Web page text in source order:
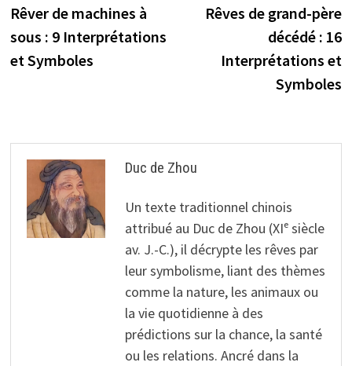
de
l’article
précédente :
Rêver de machines à
sous : 9 Interprétations
et Symboles
Rêves de grand-père
décédé : 16
Interprétations et
Symboles
Duc de Zhou
Un texte traditionnel chinois
attribué au Duc de Zhou (XIᵉ siècle
av. J.-C.), il décrypte les rêves par
leur symbolisme, liant des thèmes
comme la nature, les animaux ou
la vie quotidienne à des
prédictions sur la chance, la santé
ou les relations. Ancré dans la